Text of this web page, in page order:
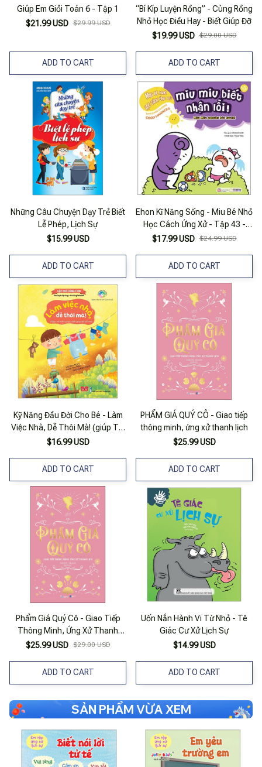
Giúp Em Giỏi Toán 6 - Tập 1
$21.99 USD $29.99 USD
ADD TO CART
“Bí Kíp Luyện Rồng” - Cùng Rồng
Nhỏ Học Điều Hay - Biết Giúp Đỡ
$19.99 USD $29.00 USD
ADD TO CART
Những Câu Chuyện Dạy Trẻ Biết
Lễ Phép, Lịch Sự
$15.99 USD
ADD TO CART
Ehon Kĩ Năng Sống - Miu Bé Nhỏ
Học Cách Ứng Xử - Tập 43 -
Miu Miu Biết Nhận Lỗi!
$17.99 USD $24.99 USD
ADD TO CART
Kỹ Năng Đầu Đời Cho Bé - Làm
Việc Nhà, Dễ Thôi Mà! (giúp Trẻ
Biết Tự Lập, Biết Giúp Đỡ Bố Mẹ)
$16.99 USD
ADD TO CART
PHẨM GIÁ QUÝ CÔ - Giao tiếp
thông minh, ứng xử thanh lịch
$25.99 USD
ADD TO CART
Phẩm Giá Quý Cô - Giao Tiếp
Thông Minh, Ứng Xử Thanh
Lịch
$25.99 USD $29.00 USD
ADD TO CART
Uốn Nắn Hành Vi Từ Nhỏ - Tê
Giác Cư Xử Lịch Sự
$14.99 USD
ADD TO CART
SẢN PHẨM VỪA XEM